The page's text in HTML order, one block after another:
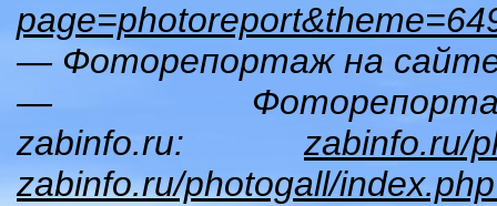
— Фоторепортаж на
—
zabinfo.ru: zabinfo.ru/
zabinfo.ru/photogall/